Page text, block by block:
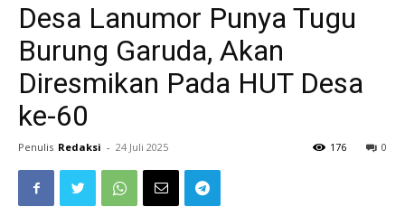
Desa Lanumor Punya Tugu
Burung Garuda, Akan
Diresmikan Pada HUT Desa
ke-60
Penulis Redaksi - 24 Juli 2025 0
176